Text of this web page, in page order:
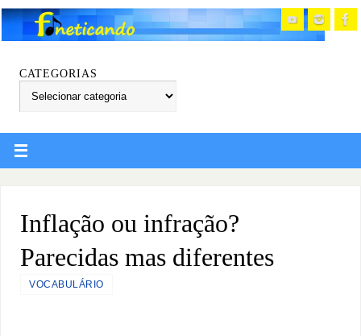
CATEGORIAS
Inflação ou infração?
Parecidas mas diferentes
VOCABULÁRIO